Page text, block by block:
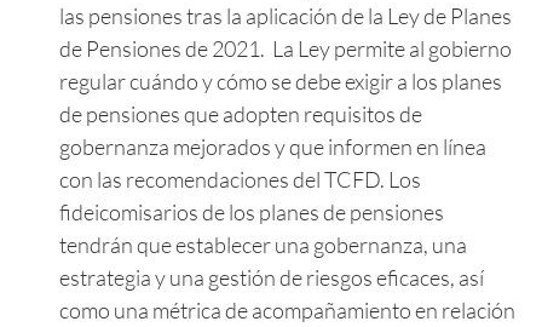
las pensiones tras la aplicación de la Ley de Planes
de Pensiones de 2021. La Ley permite al gobierno
regular cuándo y cómo se debe exigir a los planes
de pensiones que adopten requisitos de
gobernanza mejorados y que informen en línea
con las recomendaciones del TCFD. Los
fideicomisarios de los planes de pensiones
tendrán que establecer una gobernanza, una
estrategia y una gestión de riesgos eficaces, así
como una métrica de acompañamiento en relación